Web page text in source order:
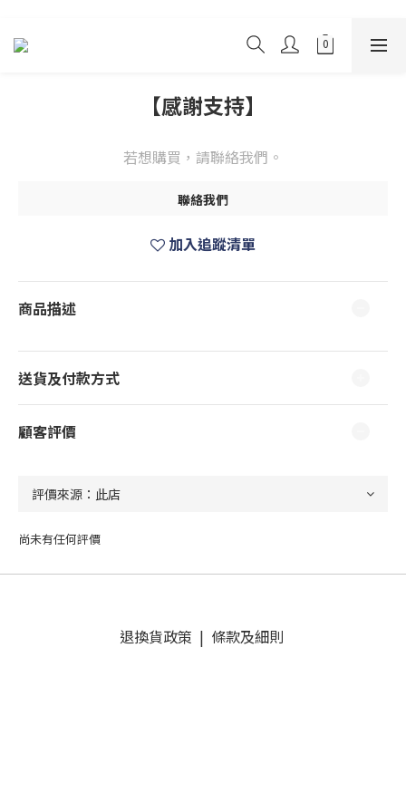
【感謝支持】
若想購買，請聯絡我們。
聯絡我們
加入追蹤清單
商品描述
送貨及付款方式
顧客評價
尚未有任何評價
退換貨政策 | 條款及細則